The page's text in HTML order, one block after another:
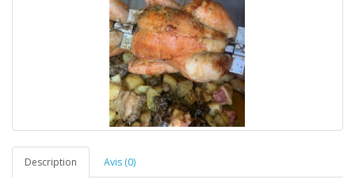
Description Avis (0)